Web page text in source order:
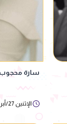
سارة محجوب
الإثنين 27/أبريل/2026 - 12:05 م